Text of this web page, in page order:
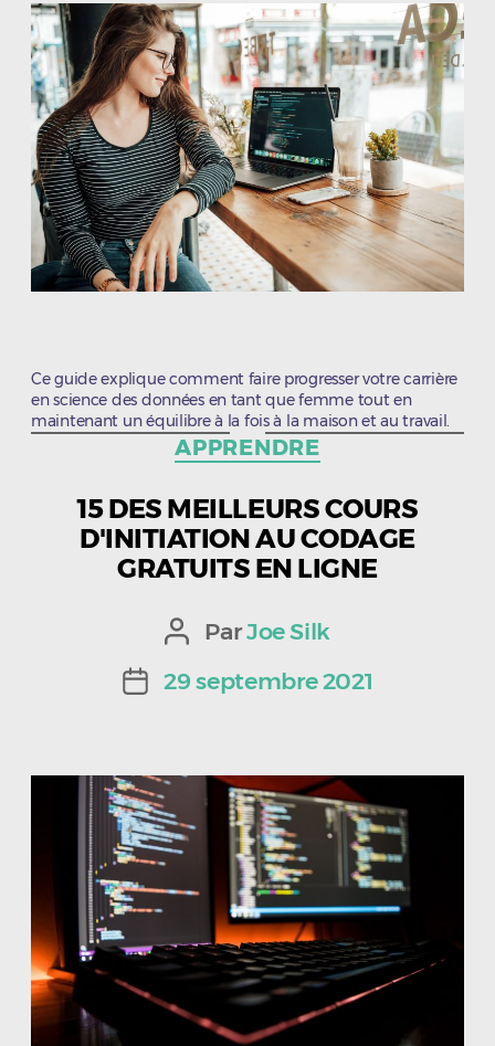
Ce guide explique comment faire progresser votre carrière
en science des données en tant que femme tout en
maintenant un équilibre à la fois à la maison et au travail.
Catégories
APPRENDRE
15 DES MEILLEURS COURS
D'INITIATION AU CODAGE
GRATUITS EN LIGNE
Auteur
de
l’article
ParJoe Silk
Date29 septembre 2021